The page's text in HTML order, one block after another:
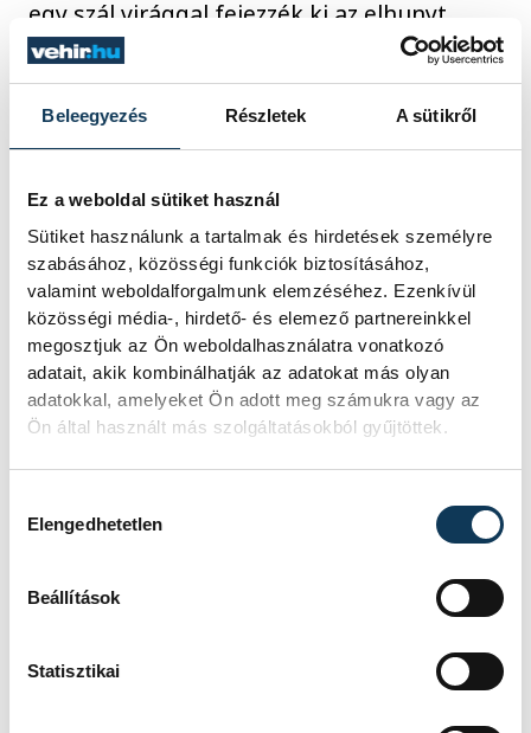
Beleegyezés Részletek A sütikről
Ez a weboldal sütiket használ
Sütiket használunk a tartalmak és hirdetések személyre
szabásához, közösségi funkciók biztosításához,
valamint weboldalforgalmunk elemzéséhez. Ezenkívül
közösségi média-, hirdető- és elemező partnereinkkel
megosztjuk az Ön weboldalhasználatra vonatkozó
adatait, akik kombinálhatják az adatokat más olyan
adatokkal, amelyeket Ön adott meg számukra vagy az
Ön által használt más szolgáltatásokból gyűjtöttek.
Elengedhetetlen
Beállítások
Statisztikai
egy szál virággal fejezzék ki az elhunyt
iránti tiszteletüket és szeretetüket.
sport kézilabda
labdarúgás
gyászhír
Darcsi
István